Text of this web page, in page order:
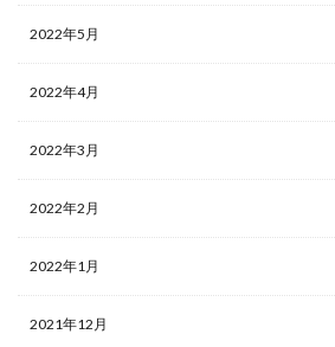
2022年5月
2022年4月
2022年3月
2022年2月
2022年1月
2021年12月